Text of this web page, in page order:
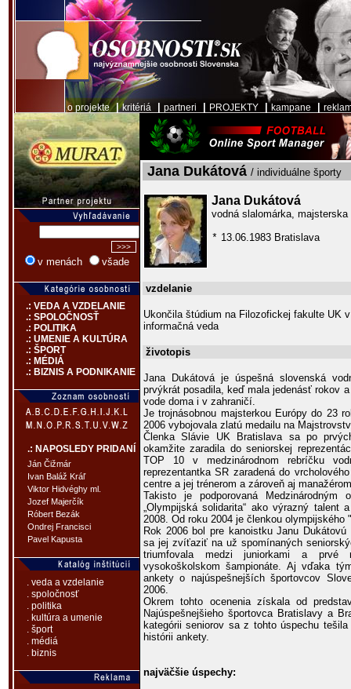
o projekte|kritériá partneri PROJEKTY kampane
v menách všade
.: VEDA A VZDELANIE
.: SPOLOČNOSŤ
.: POLITIKA
.: UMENIE A KULTÚRA
.: ŠPORT
.: MÉDIÁ
.: BIZNIS A PODNIKANIE
.: NAPOSLEDY PRIDANÍ
Ján Čižmár
Ivan Baláž Kráľ
Viktor Hidvéghy ml.
Jozef Majerčík
Róbert Bezák
Ondrej Francisci
Pavel Kapusta
. veda a vzdelanie
. spoločnosť
. politika
. kultúra a umenie
. šport
. médiá
. biznis
Jana Dukátová / individuálne športy
Jana Dukátová
vodná slalomárka,
* 13.06.1983 Bratislava
vzdelanie
Ukončila štúdium na Filozofickej fakulte UK
informačná veda
životopis
Jana Dukátová je úspešná slovenská
prvýkrát posadila, keď mala jedenásť rokov
vode doma i v zahraničí.
Je trojnásobnou majsterkou Európy do 23
2006 vybojovala zlatú medailu na
Členka Slávie UK Bratislava sa po
okamžite zaradila do seniorskej
TOP 10 v medzinárodnom rebríčku
reprezentantka SR zaradená do
centre a jej trénerom a zároveň aj
Takisto je podporovaná Medzinárodným
„Olympijská solidarita“ ako výrazný talent
2008. Od roku 2004 je členkou olympijského
Rok 2006 bol pre kanoistku Janu Dukátovú
sa jej zvíťaziť na už spomínaných
triumfovala medzi juniorkami a
vysokoškolskom šampionáte. Aj vďaka
ankety o najúspešnejších športovcov
2006.
Okrem tohto ocenenia získala od
Najúspešnejšieho športovca Bratislavy a
kategórii seniorov sa z tohto úspechu
histórii ankety.
najväčšie úspechy: